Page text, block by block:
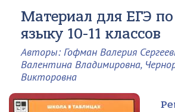
Материал для ЕГЭ
языку 10-11 классов
Авторы: Гофман Валерия
Валентина Владимировна,
Викторовна